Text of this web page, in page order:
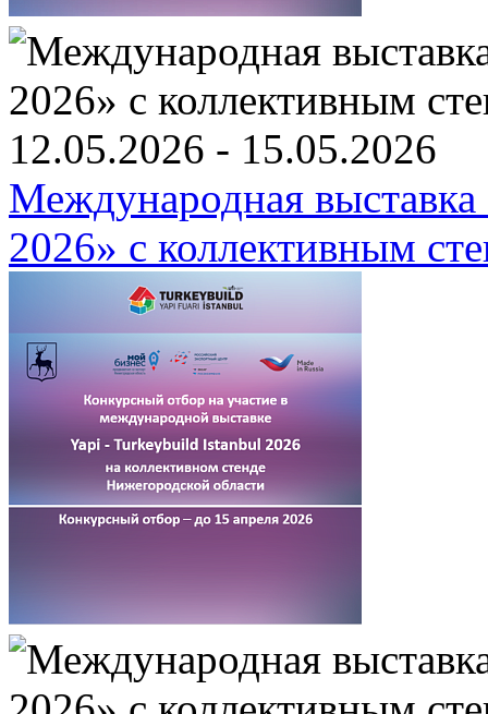
12.05.2026 - 15.05.2026
Международная
2026» c коллективным